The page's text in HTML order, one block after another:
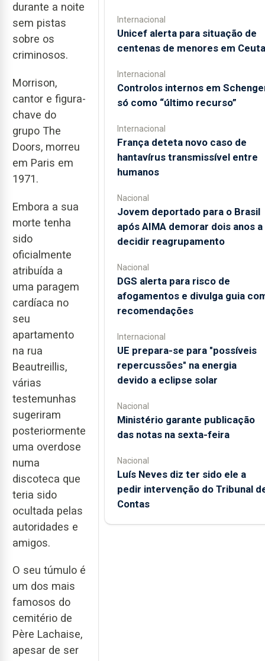
durante a noite
sem pistas
sobre os
criminosos.
Morrison,
cantor e figura-
chave do
grupo The
Doors, morreu
em Paris em
1971.
Embora a sua
morte tenha
sido
oficialmente
atribuída a
uma paragem
cardíaca no
seu
apartamento
na rua
Beautreillis,
várias
testemunhas
sugeriram
posteriormente
uma overdose
numa
discoteca que
teria sido
ocultada pelas
autoridades e
amigos.
O seu túmulo é
um dos mais
famosos do
cemitério de
Père Lachaise,
apesar de ser
Internacional
Unicef alerta para situação de
centenas de menores em Ceuta
Internacional
Controlos internos em
só como “último recurso”
Internacional
França deteta novo caso de
hantavírus transmissível entre
humanos
Nacional
Jovem deportado para o Brasil
após AIMA demorar dois anos a
decidir reagrupamento
Nacional
DGS alerta para risco de
afogamentos e divulga guia
recomendações
Internacional
UE prepara-se para "possíveis
repercussões" na energia
devido a eclipse solar
Nacional
Ministério garante publicação
das notas na sexta-feira
Nacional
Luís Neves diz ter sido ele a
pedir intervenção do Tribunal
Contas